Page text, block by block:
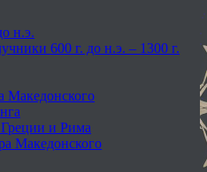
н.э.
600 г. до н.э. – 1300 г.
Македонского
и Рима
Македонского